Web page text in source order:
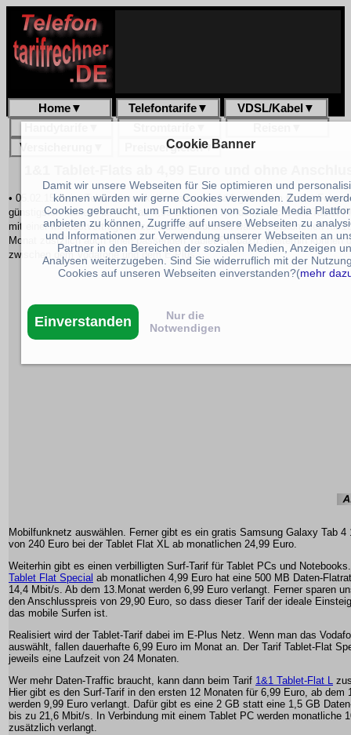
Home▼ Telefontarife▼ VDSL/Kabel ▼
Versicherung
Preisvergleich▼
• 05.02.15 Beim Telekommunikationsanbieter 1&1 gibt es im Monat
günstigsten Tablet Flat Tarif ab 4,99 Eurp. Die Kunden, welche die Tablet-
mit einer Mindestvertragslaufzeit von 24 Monaten wählen, bekommen für
Monat zustzlich auch einen passenden Tablet PC dazu. Weiterhin können
zwischen dem Vodafone und dem E-Plus
Mobilfunknetz auswählen. Ferner gibt es ein gratis Samsung Galaxy Tab 4
von 240 Euro bei der Tablet Flat XL ab monatlichen 24,99 Euro.
Weiterhin gibt es einen verbilligten Surf-Tarif für Tablet PCs und
Tablet Flat Special ab monatlichen 4,99 Euro hat eine 500 MB Daten-
14,4 Mbit/s. Ab dem 13.Monat werden 6,99 Euro verlangt. Ferner sparen
den Anschlusspreis von 29,90 Euro, so dass dieser Tarif der ideale
das mobile Surfen ist.
Realisiert wird der Tablet-Tarif dabei im E-Plus Netz. Wenn man das
auswählt, fallen dauerhafte 6,99 Euro im Monat an. Der Tarif Tablet-Flat
jeweils eine Laufzeit von 24 Monaten.
Wer mehr Daten-Traffic braucht, kann dann beim Tarif 1&1 Tablet-Flat L
Hier gibt es den Surf-Tarif in den ersten 12 Monaten für 6,99 Euro, ab dem
werden 9,99 Euro verlangt. Dafür gibt es eine 2 GB statt eine 1,5 GB
bis zu 21,6 Mbit/s. In Verbindung mit einem Tablet PC werden monatliche
zusätzlich verlangt.
Cookie Banner
Damit wir unsere Webseiten für Sie optimieren und
können würden wir gerne Cookies verwenden. Zudem
Cookies gebraucht, um Funktionen von Soziale Media
anbieten zu können, Zugriffe auf unsere Webseiten zu
und Informationen zur Verwendung unserer Webseiten an
Partner in den Bereichen der sozialen Medien, Anzeigen
Analysen weiterzugeben. Sind Sie widerruflich mit der
Cookies auf unseren Webseiten einverstanden?(mehr
Einverstanden
Nur die
Notwendigen